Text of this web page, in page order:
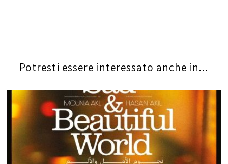
Potresti essere interessato anche in...